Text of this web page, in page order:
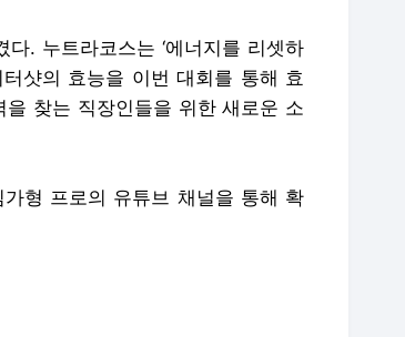
. 누트라코스는 ‘에너지를 리셋하
샷의 효능을 이번 대회를 통해 효
찾는 직장인들을 위한 새로운 소
가형 프로의 유튜브 채널을 통해 확